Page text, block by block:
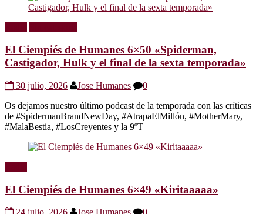
El Ciempiés de Humanes 6×50 «Spiderman,
Castigador, Hulk y el final de la sexta temporada»
30 julio, 2026 Jose Humanes
0
Os dejamos nuestro último podcast de la temporada con las críticas
de #SpidermanBrandNewDay, #AtrapaElMillón, #MotherMary,
#MalaBestia, #LosCreyentes y la 9ºT
El Ciempiés de Humanes 6×49 «Kiritaaaaa»